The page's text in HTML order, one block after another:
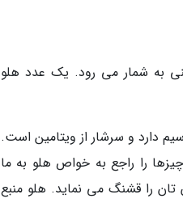
به شمار می رود. یک عدد هلو
دارد و سرشار از ویتامین است.
را راجع به خواص هلو به ما
را قشنگ می نماید. هلو منبع